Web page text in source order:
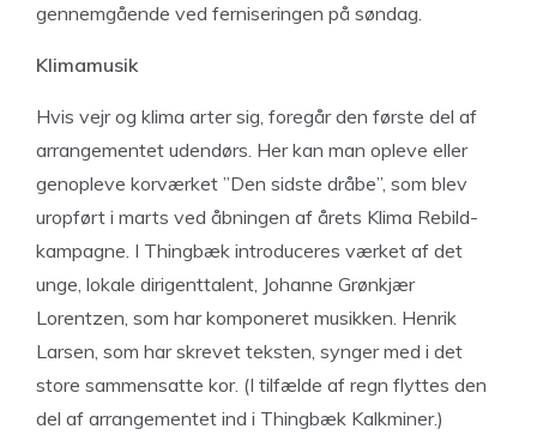
gennemgående ved ferniseringen på søndag.
Klimamusik
Hvis vejr og klima arter sig, foregår den første del af
arrangementet udendørs. Her kan man opleve eller
genopleve korværket ”Den sidste dråbe”, som blev
uropført i marts ved åbningen af årets Klima Rebild-
kampagne. I Thingbæk introduceres værket af det
unge, lokale dirigenttalent, Johanne Grønkjær
Lorentzen, som har komponeret musikken. Henrik
Larsen, som har skrevet teksten, synger med i det
store sammensatte kor. (I tilfælde af regn flyttes den
del af arrangementet ind i Thingbæk Kalkminer.)